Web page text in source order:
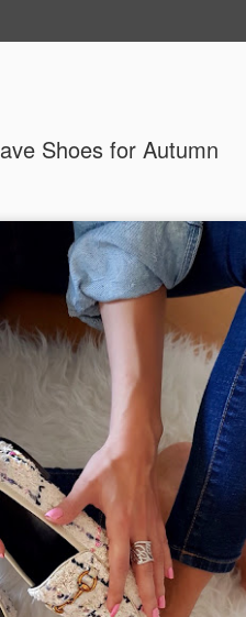
Shoes for Autumn
cevap
Cilt bakımı konusu tam bir
gerektiren, asla her şeyi
derinlikleri olan bir uzmanlık
bunların üzerine bir de
cildimize ne yaptırmalıyız?
konularda bazen ne
buradaki yazılarımdan
kendi günlük cilt bakımı
ürünleri paylaşıyorum.
temizleme ve bu konuda da,
Emine Saraç. Kendisi
doğrultusunda işlem yapan
sorunlarını dahi düzeltebilen
ilaçlarını da kendi yapıyor
hastalarına uyguladığı yeni
uygun bulursa kliniğine
soruları kendisine yönelttim,
:)